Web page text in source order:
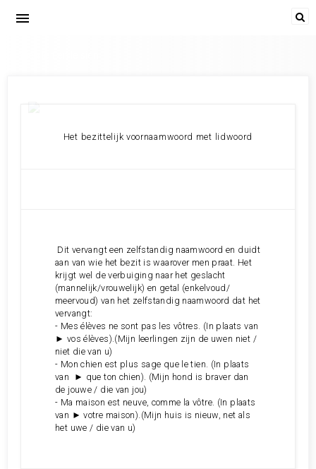
menu
Het bezittelijk voornaamwoord met lidwoord
Dit vervangt een zelfstandig naamwoord en duidt
aan van wie het bezit is waarover men praat. Het
krijgt wel de verbuiging naar het geslacht
(mannelijk/vrouwelijk) en getal (enkelvoud/
meervoud) van het zelfstandig naamwoord dat het
vervangt:
- Mes élèves ne sont pas les vôtres. (In plaats van
► vos élèves).(Mijn leerlingen zijn de uwen niet /
niet die van u)
- Mon chien est plus sage que le tien. (In plaats
van ► que ton chien). (Mijn hond is braver dan
de jouwe / die van jou)
- Ma maison est neuve, comme la vôtre. (In plaats
van ► votre maison).(Mijn huis is nieuw, net als
het uwe / die van u)